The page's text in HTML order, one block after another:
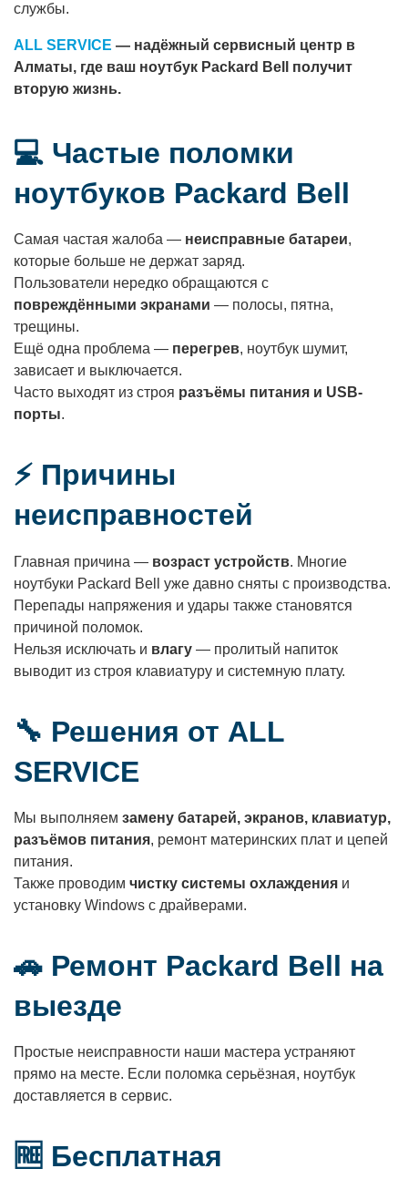
службы.
ALL SERVICE — надёжный сервисный центр в
Алматы, где ваш ноутбук Packard Bell получит
вторую жизнь.
💻 Частые поломки
ноутбуков Packard Bell
Самая частая жалоба — неисправные батареи,
которые больше не держат заряд.
Пользователи нередко обращаются с
повреждёнными экранами — полосы, пятна,
трещины.
Ещё одна проблема — перегрев, ноутбук шумит,
зависает и выключается.
Часто выходят из строя разъёмы питания и USB-
порты.
⚡ Причины
неисправностей
Главная причина — возраст устройств. Многие
ноутбуки Packard Bell уже давно сняты с производства.
Перепады напряжения и удары также становятся
причиной поломок.
Нельзя исключать и влагу — пролитый напиток
выводит из строя клавиатуру и системную плату.
🔧 Решения от ALL
SERVICE
Мы выполняем замену батарей, экранов, клавиатур,
разъёмов питания, ремонт материнских плат и цепей
питания.
Также проводим чистку системы охлаждения и
установку Windows с драйверами.
🚗 Ремонт Packard Bell на
выезде
Простые неисправности наши мастера устраняют
прямо на месте. Если поломка серьёзная, ноутбук
доставляется в сервис.
🆓 Бесплатная